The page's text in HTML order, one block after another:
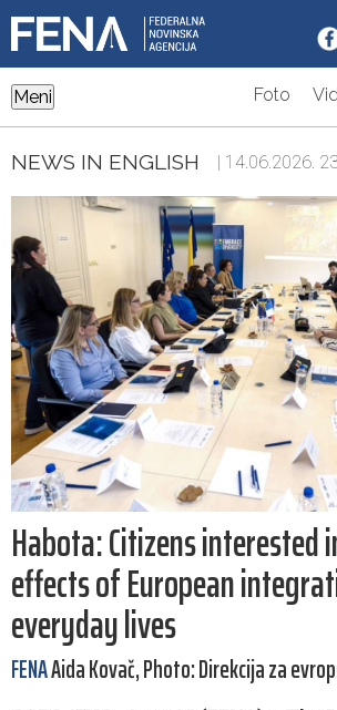
Meni Foto
NEWS IN ENGLISH | 14.06.2026.
Habota: Citizens interested
effects of European
everyday lives
FENAAida Kovač, Photo: Direkcija za